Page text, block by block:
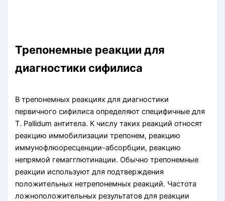
Трепонемные реакции для
диагностики сифилиса
В трепонемных реакциях для диагностики
первичного сифилиса определяют специ­фичные для
Т. Pallidum антитела. К числу таких реакций относят
реакцию иммобилизации трепонем, реакцию
иммунофлюоресценции-абсорбции, реакцию
непрямой гемагглютинации. Обычно трепонемные
реакции используют для подтверж­дения
положительных нетрепонемных реакций. Частота
ложноположительных результатов для реакции